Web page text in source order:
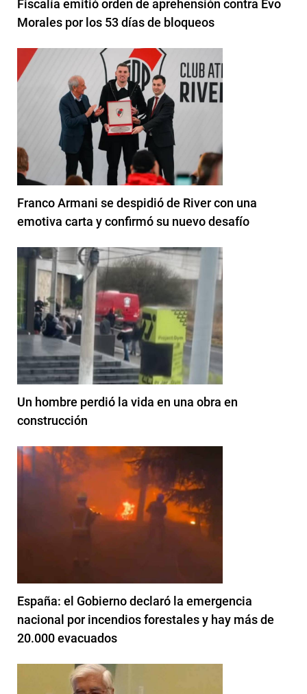
Fiscalía emitió orden de aprehensión contra Evo
Morales por los 53 días de bloqueos
Franco Armani se despidió de River con una
emotiva carta y confirmó su nuevo desafío
Un hombre perdió la vida en una obra en
construcción
España: el Gobierno declaró la emergencia
nacional por incendios forestales y hay más de
20.000 evacuados